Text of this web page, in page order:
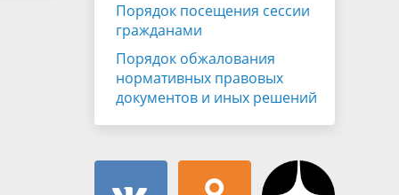
Порядок посещения сессии
гражданами
Порядок обжалования
нормативных правовых
документов и иных решений